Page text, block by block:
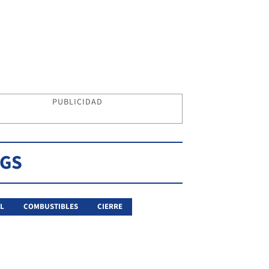
PUBLICIDAD
COMBUSTIBLES CIERRE